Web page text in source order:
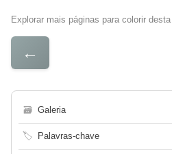
Explorar mais páginas para colorir
←
🗃 Galeria
🏷 Palavras-chave